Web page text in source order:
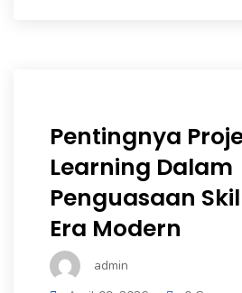
Pentingnya
Learning Dalam
Penguasaan
Era Modern
admin